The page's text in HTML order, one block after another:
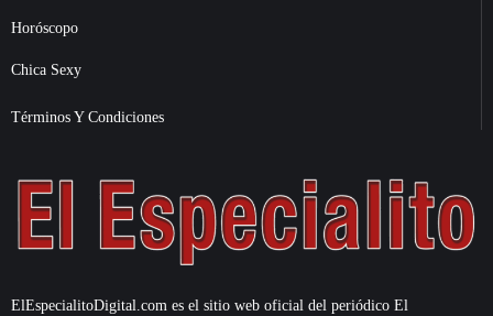
Horóscopo
Chica Sexy
Términos Y Condiciones
ElEspecialitoDigital.com es el sitio web oficial del periódico El